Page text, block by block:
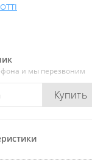
и мы перезвоним
Купить